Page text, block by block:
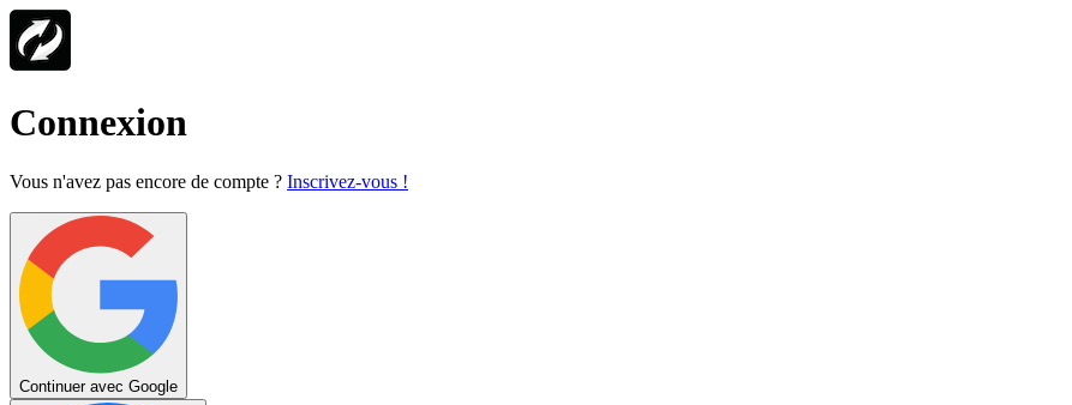
Connexion
Vous n'avez pas encore de compte ? Inscrivez-vous !
Continuer avec Google